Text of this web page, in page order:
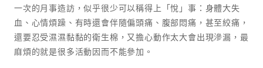
一次的月事造訪，似乎很少可以稱得上「悅」事：身體大失
血、心情煩躁、有時還會伴隨偏頭痛、腹部悶痛，甚至絞痛，
還要忍受濕濕黏黏的衛生棉，又擔心動作太大會出現滲漏，最
麻煩的就是很多活動因而不能參加。